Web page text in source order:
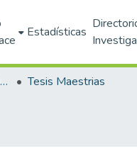
Estadísticas
Producción Académica y Científica
Tesis Maestrias